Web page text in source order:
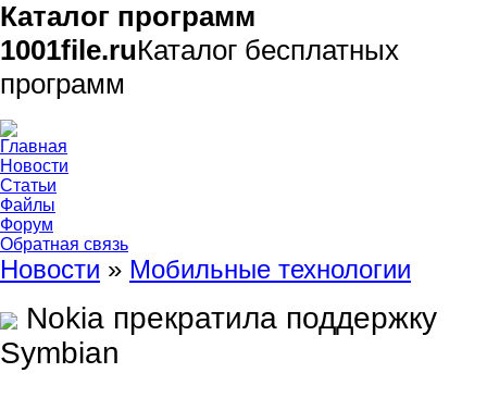
Каталог программ
1001file.ruКаталог бесплатных
программ
Главная
Новости
Статьи
Файлы
Форум
Обратная связь
Новости » Мобильные технологии
Nokia прекратила поддержку
Symbian